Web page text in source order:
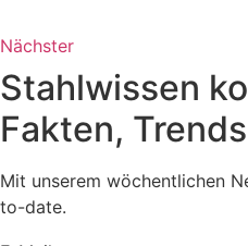
Nächster
Stahlwissen
Fakten,
Mit unserem wöchentlichen
to-date.